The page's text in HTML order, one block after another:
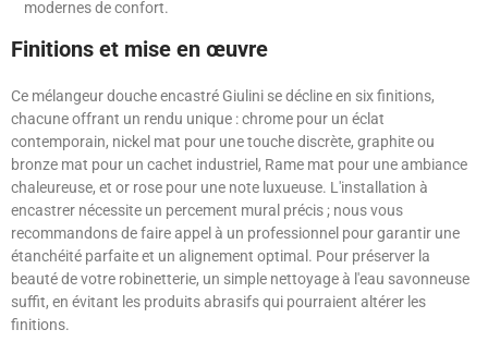
modernes de confort.
Finitions et mise en œuvre
Ce mélangeur douche encastré Giulini se décline en six finitions,
chacune offrant un rendu unique : chrome pour un éclat
contemporain, nickel mat pour une touche discrète, graphite ou
bronze mat pour un cachet industriel, Rame mat pour une ambiance
chaleureuse, et or rose pour une note luxueuse. L'installation à
encastrer nécessite un percement mural précis ; nous vous
recommandons de faire appel à un professionnel pour garantir une
étanchéité parfaite et un alignement optimal. Pour préserver la
beauté de votre robinetterie, un simple nettoyage à l'eau savonneuse
suffit, en évitant les produits abrasifs qui pourraient altérer les
finitions.